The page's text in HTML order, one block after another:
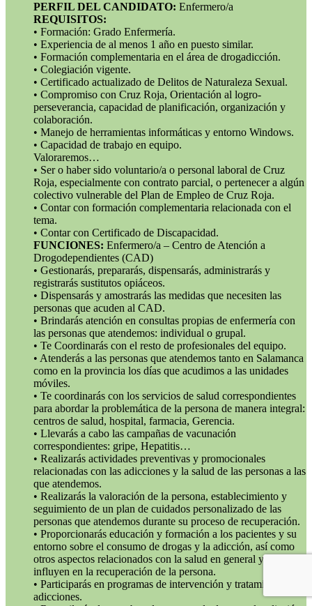
PERFIL DEL CANDIDATO: Enfermero/a
REQUISITOS:
• Formación: Grado Enfermería.
• Experiencia de al menos 1 año en puesto similar.
• Formación complementaria en el área de drogadicción.
• Colegiación vigente.
• Certificado actualizado de Delitos de Naturaleza Sexual.
• Compromiso con Cruz Roja, Orientación al logro-
perseverancia, capacidad de planificación, organización y
colaboración.
• Manejo de herramientas informáticas y entorno Windows.
• Capacidad de trabajo en equipo.
Valoraremos…
• Ser o haber sido voluntario/a o personal laboral de Cruz
Roja, especialmente con contrato parcial, o pertenecer a algún
colectivo vulnerable del Plan de Empleo de Cruz Roja.
• Contar con formación complementaria relacionada con el
tema.
• Contar con Certificado de Discapacidad.
FUNCIONES: Enfermero/a – Centro de Atención a
Drogodependientes (CAD)
• Gestionarás, prepararás, dispensarás, administrarás y
registrarás sustitutos opiáceos.
• Dispensarás y amostrarás las medidas que necesiten las
personas que acuden al CAD.
• Brindarás atención en consultas propias de enfermería con
las personas que atendemos: individual o grupal.
• Te Coordinarás con el resto de profesionales del equipo.
• Atenderás a las personas que atendemos tanto en Salamanca
como en la provincia los días que acudimos a las unidades
móviles.
• Te coordinarás con los servicios de salud correspondientes
para abordar la problemática de la persona de manera integral:
centros de salud, hospital, farmacia, Gerencia.
• Llevarás a cabo las campañas de vacunación
correspondientes: gripe, Hepatitis…
• Realizarás actividades preventivas y promocionales
relacionadas con las adicciones y la salud de las personas a las
que atendemos.
• Realizarás la valoración de la persona, establecimiento y
seguimiento de un plan de cuidados personalizado de las
personas que atendemos durante su proceso de recuperación.
• Proporcionarás educación y formación a los pacientes y su
entorno sobre el consumo de drogas y la adicción, así como
otros aspectos relacionados con la salud en general y que
influyen en la recuperación de la persona.
• Participarás en programas de intervención y tratamiento de
adicciones.